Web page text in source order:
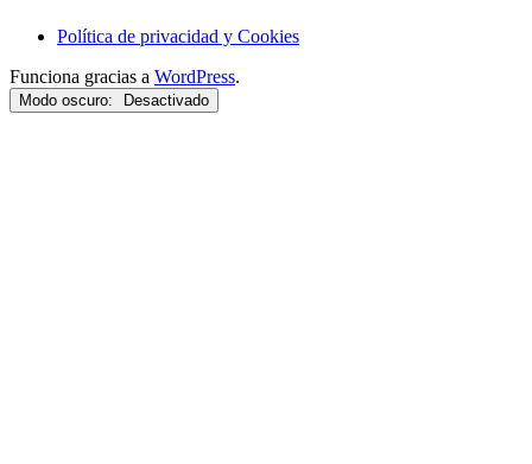
Política de privacidad y Cookies
Funciona gracias a WordPress.
Modo oscuro: